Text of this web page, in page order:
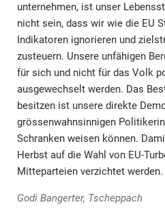
unternehmen, ist unser
nicht sein, dass wir wie die EU
Indikatoren ignorieren und
zusteuern. Unsere unfähigen
für sich und nicht für das Volk
ausgewechselt werden. Das
besitzen ist unsere direkte
grössenwahnsinnigen
Schranken weisen können.
Herbst auf die Wahl von EU-
Mitteparteien verzichtet werden.
Godi Bangerter, Tscheppach